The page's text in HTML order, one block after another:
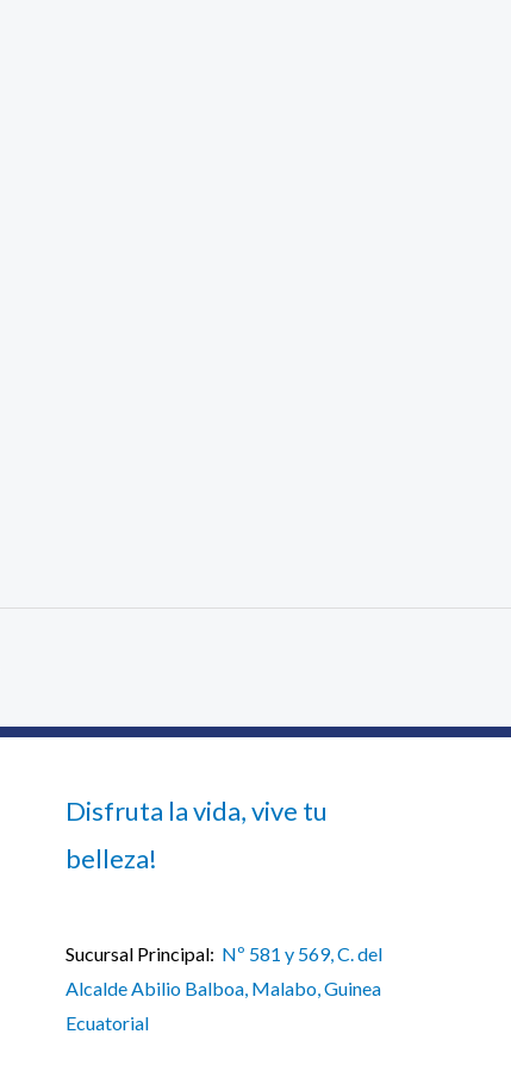
Disfruta la vida, vive tu
belleza!
Sucursal Principal: Nº 581 y 569, C. del
Alcalde Abilio Balboa, Malabo, Guinea
Ecuatorial